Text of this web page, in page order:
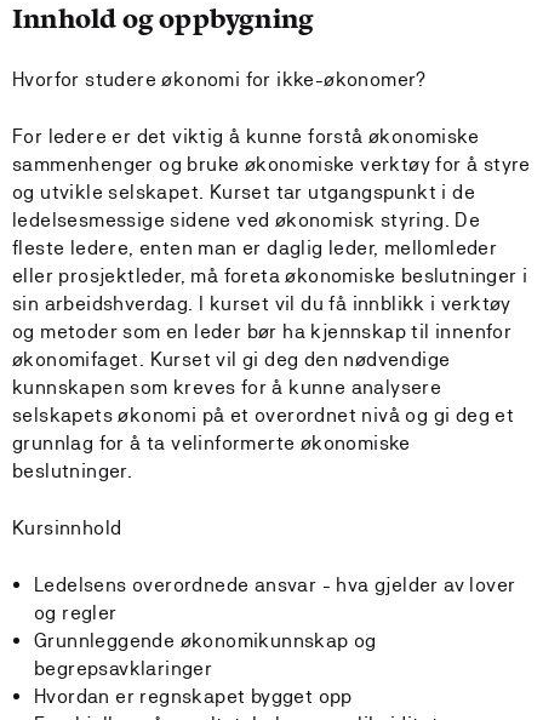
Innhold og oppbygning
Hvorfor studere økonomi for ikke-økonomer?
For ledere er det viktig å kunne forstå økonomiske
sammenhenger og bruke økonomiske verktøy for å styre
og utvikle selskapet. Kurset tar utgangspunkt i de
ledelsesmessige sidene ved økonomisk styring. De
fleste ledere, enten man er daglig leder, mellomleder
eller prosjektleder, må foreta økonomiske beslutninger i
sin arbeidshverdag. I kurset vil du få innblikk i verktøy
og metoder som en leder bør ha kjennskap til innenfor
økonomifaget. Kurset vil gi deg den nødvendige
kunnskapen som kreves for å kunne analysere
selskapets økonomi på et overordnet nivå og gi deg et
grunnlag for å ta velinformerte økonomiske
beslutninger.
Kursinnhold
Ledelsens overordnede ansvar - hva gjelder av lover
og regler
Grunnleggende økonomikunnskap og
begrepsavklaringer
Hvordan er regnskapet bygget opp